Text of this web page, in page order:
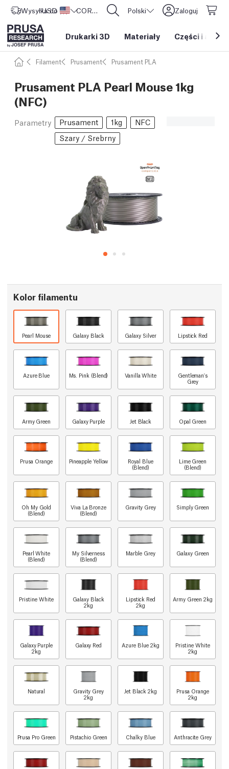
Wysyłka do Stany Zjednoczone
USD ($) CORE One L: Już w sprzedaży! Polski Zaloguj
Drukarki 3D Materiały Części i
Filament Prusament Prusament PLA
Prusament PLA Pearl Mouse 1kg
(NFC)
Parametry Prusament 1kg
NFC
Szary / Srebrny
Kolor filamentu
Pearl Mouse Galaxy Black Galaxy Silver Lipstick Red
Azure Blue Ms. Pink (Blend) Vanilla White
Gentleman's
Grey
Army Green Galaxy Purple Jet Black Opal Green
Prusa Orange Pineapple Yellow
Royal Blue
(Blend)
Lime Green
(Blend)
Oh My Gold
(Blend)
Viva La Bronze
(Blend)
Gravity Grey Simply Green
Pearl White
(Blend)
My Silverness
(Blend)
Marble Grey Galaxy Green
Pristine White
Galaxy Black
2kg
Lipstick Red
2kg
Army Green 2kg
Galaxy Purple
2kg
Galaxy Red Azure Blue 2kg
Pristine White
2kg
Natural
Gravity Grey
2kg
Jet Black 2kg
Prusa Orange
2kg
Prusa Pro Green Pistachio Green Chalky Blue Anthracite Grey